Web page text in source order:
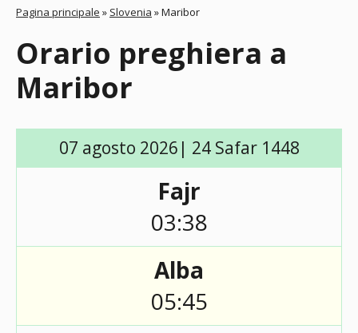
Pagina principale » Slovenia »Maribor
Orario preghiera a
Maribor
07 agosto 2026| 24 Safar 1448
Fajr
03:38
Alba
05:45